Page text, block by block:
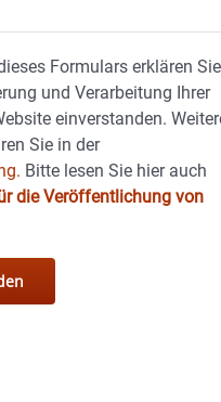
Formulars erklären Sie
und Verarbeitung Ihrer
einverstanden.
Sie in der
Bitte lesen Sie hier auch
die Veröffentlichung von